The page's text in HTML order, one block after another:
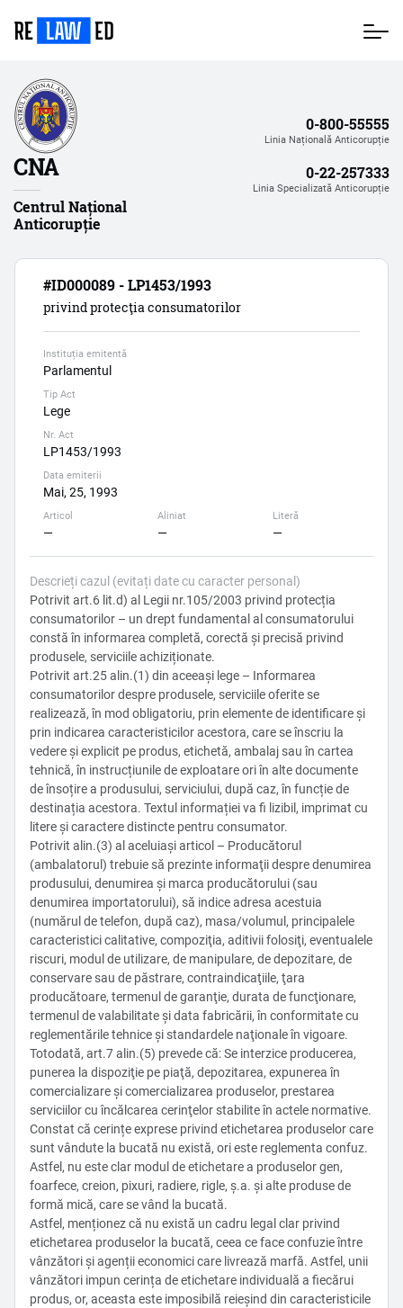
CNA
Centrul Național
Anticorupție
0-800-55555
Linia Națională Anticorupție
0-22-257333
Linia Specializată Anticorupție
#ID000089 - LP1453/1993
privind protecţia consumatorilor
Instituția emitentă
Parlamentul
Tip Act
Lege
Nr. Act
LP1453/1993
Data emiterii
Mai, 25, 1993
Articol
—
Aliniat
—
Literă
—
Descrieți cazul (evitați date cu caracter personal)
Potrivit art.6 lit.d) al Legii nr.105/2003 privind protecția
consumatorilor – un drept fundamental al consumatorului
constă în informarea completă, corectă și precisă privind
produsele, serviciile achiziționate.
Potrivit art.25 alin.(1) din aceeași lege – Informarea
consumatorilor despre produsele, serviciile oferite se
realizează, în mod obligatoriu, prin elemente de identificare și
prin indicarea caracteristicilor acestora, care se înscriu la
vedere și explicit pe produs, etichetă, ambalaj sau în cartea
tehnică, în instrucțiunile de exploatare ori în alte documente
de însoțire a produsului, serviciului, după caz, în funcție de
destinația acestora. Textul informației va fi lizibil, imprimat cu
litere și caractere distincte pentru consumator.
Potrivit alin.(3) al aceluiași articol – Producătorul
(ambalatorul) trebuie să prezinte informaţii despre denumirea
produsului, denumirea şi marca producătorului (sau
denumirea importatorului), să indice adresa acestuia
(numărul de telefon, după caz), masa/volumul, principalele
caracteristici calitative, compoziţia, aditivii folosiţi, eventualele
riscuri, modul de utilizare, de manipulare, de depozitare, de
conservare sau de păstrare, contraindicaţiile, ţara
producătoare, termenul de garanţie, durata de funcţionare,
termenul de valabilitate şi data fabricării, în conformitate cu
reglementările tehnice şi standardele naţionale în vigoare.
Totodată, art.7 alin.(5) prevede că: Se interzice producerea,
punerea la dispoziţie pe piaţă, depozitarea, expunerea în
comercializare şi comercializarea produselor, prestarea
serviciilor cu încălcarea cerinţelor stabilite în actele normative.
Constat că cerințe exprese privind etichetarea produselor care
sunt vândute la bucată nu există, ori este reglementa confuz.
Astfel, nu este clar modul de etichetare a produselor gen,
foarfece, creion, pixuri, radiere, rigle, ș.a. și alte produse de
formă mică, care se vând la bucată.
Astfel, menționez că nu există un cadru legal clar privind
etichetarea produselor la bucată, ceea ce face confuzie între
vânzători și agenții economici care livrează marfă. Astfel, unii
vânzători impun cerința de etichetare individuală a fiecărui
produs, or, aceasta este imposibilă reieșind din caracteristicile